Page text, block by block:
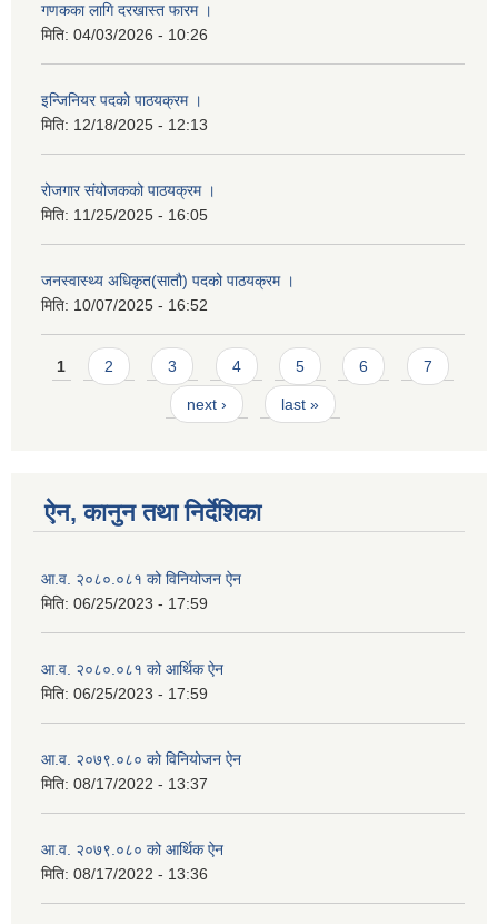
गणकका लागि दरखास्त फारम ।
मिति: 04/03/2026 - 10:26
इन्जिनियर पदको पाठयक्रम ।
मिति: 12/18/2025 - 12:13
रोजगार संयोजकको पाठयक्रम ।
मिति: 11/25/2025 - 16:05
जनस्वास्थ्य अधिकृत(सातौ) पदको पाठयक्रम ।
मिति: 10/07/2025 - 16:52
Pages
1 2 3 4 5 6 7
next › last »
ऐन, कानुन तथा निर्देशिका
आ.व. २०८०.०८१ को विनियोजन ऐन
मिति: 06/25/2023 - 17:59
आ.व. २०८०.०८१ को आर्थिक ऐन
मिति: 06/25/2023 - 17:59
आ.व. २०७९.०८० को विनियोजन ऐन
मिति: 08/17/2022 - 13:37
आ.व. २०७९.०८० को आर्थिक ऐन
मिति: 08/17/2022 - 13:36